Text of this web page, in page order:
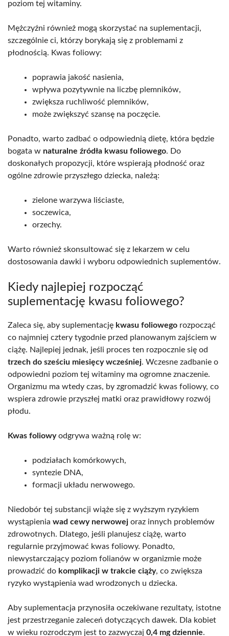
poziom tej witaminy.
Mężczyźni również mogą skorzystać na suplementacji,
szczególnie ci, którzy borykają się z problemami z
płodnością. Kwas foliowy:
poprawia jakość nasienia,
wpływa pozytywnie na liczbę plemników,
zwiększa ruchliwość plemników,
może zwiększyć szansę na poczęcie.
Ponadto, warto zadbać o odpowiednią dietę, która będzie
bogata w naturalne źródła kwasu foliowego. Do
doskonałych propozycji, które wspierają płodność oraz
ogólne zdrowie przyszłego dziecka, należą:
zielone warzywa liściaste,
soczewica,
orzechy.
Warto również skonsultować się z lekarzem w celu
dostosowania dawki i wyboru odpowiednich suplementów.
Kiedy najlepiej rozpocząć
suplementację kwasu foliowego?
Zaleca się, aby suplementację kwasu foliowego rozpocząć
co najmniej cztery tygodnie przed planowanym zajściem w
ciążę. Najlepiej jednak, jeśli proces ten rozpocznie się od
trzech do sześciu miesięcy wcześniej. Wczesne zadbanie o
odpowiedni poziom tej witaminy ma ogromne znaczenie.
Organizmu ma wtedy czas, by zgromadzić kwas foliowy, co
wspiera zdrowie przyszłej matki oraz prawidłowy rozwój
płodu.
Kwas foliowyodgrywa ważną rolę w:
podziałach komórkowych,
syntezie DNA,
formacji układu nerwowego.
Niedobór tej substancji wiąże się z wyższym ryzykiem
wystąpienia wad cewy nerwowej oraz innych problemów
zdrowotnych. Dlatego, jeśli planujesz ciążę, warto
regularnie przyjmować kwas foliowy. Ponadto,
niewystarczający poziom folianów w organizmie może
prowadzić do komplikacji w trakcie ciąży, co zwiększa
ryzyko wystąpienia wad wrodzonych u dziecka.
Aby suplementacja przynosiła oczekiwane rezultaty, istotne
jest przestrzeganie zaleceń dotyczących dawek. Dla kobiet
w wieku rozrodczym jest to zazwyczaj 0,4 mg dziennie.